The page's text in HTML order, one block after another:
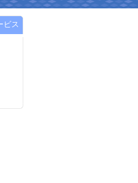
ビス